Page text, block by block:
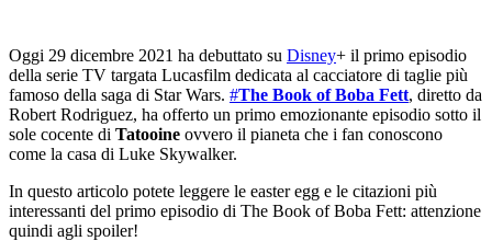
Oggi 29 dicembre 2021 ha debuttato su Disney+ il primo episodio
della serie TV targata Lucasfilm dedicata al cacciatore di taglie più
famoso della saga di Star Wars. #The Book of Boba Fett, diretto da
Robert Rodriguez, ha offerto un primo emozionante episodio sotto il
sole cocente di Tatooine ovvero il pianeta che i fan conoscono
come la casa di Luke Skywalker.
In questo articolo potete leggere le easter egg e le citazioni più
interessanti del primo episodio di The Book of Boba Fett: attenzione
quindi agli spoiler!